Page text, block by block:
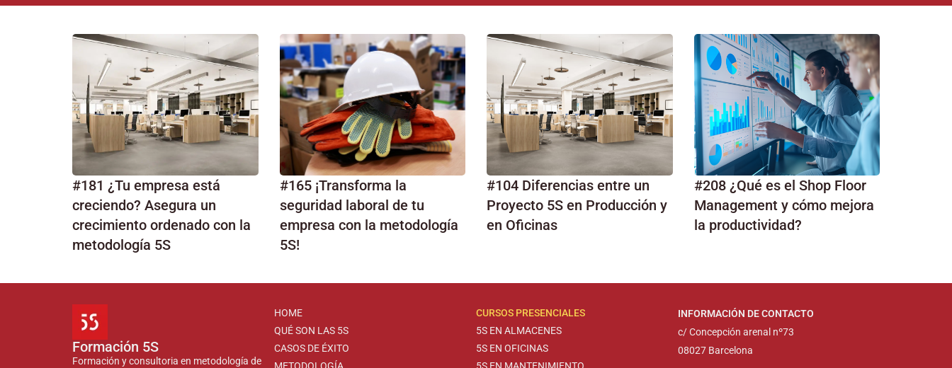
#181 ¿Tu empresa está
creciendo? Asegura un
crecimiento ordenado con la
metodología 5S
#165 ¡Transforma la
seguridad laboral de tu
empresa con la metodología
5S!
#104 Diferencias entre un
Proyecto 5S en Producción y
en Oficinas
#208 ¿Qué es el Shop Floor
Management y cómo mejora
la productividad?
Formación 5S
Formación y consultoria en metodología de
HOME
QUÉ SON LAS 5S
CASOS DE ÉXITO
CURSOS PRESENCIALES
5S EN ALMACENES
5S EN OFICINAS
INFORMACIÓN DE CONTACTO
c/ Concepción arenal nº73
08027 Barcelona